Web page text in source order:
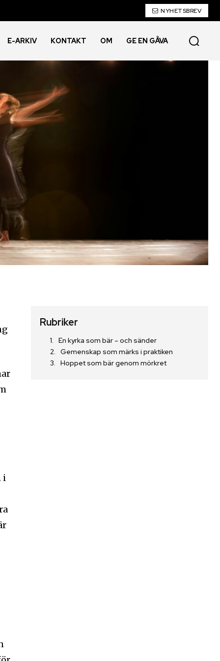
NYHETSBREV
E-ARKIV KONTAKT OM GE EN GÅVA
i
Rubriker
En kyrka som bär – och sänder
Gemenskap som märks i praktiken
Hoppet som bär genom mörkret